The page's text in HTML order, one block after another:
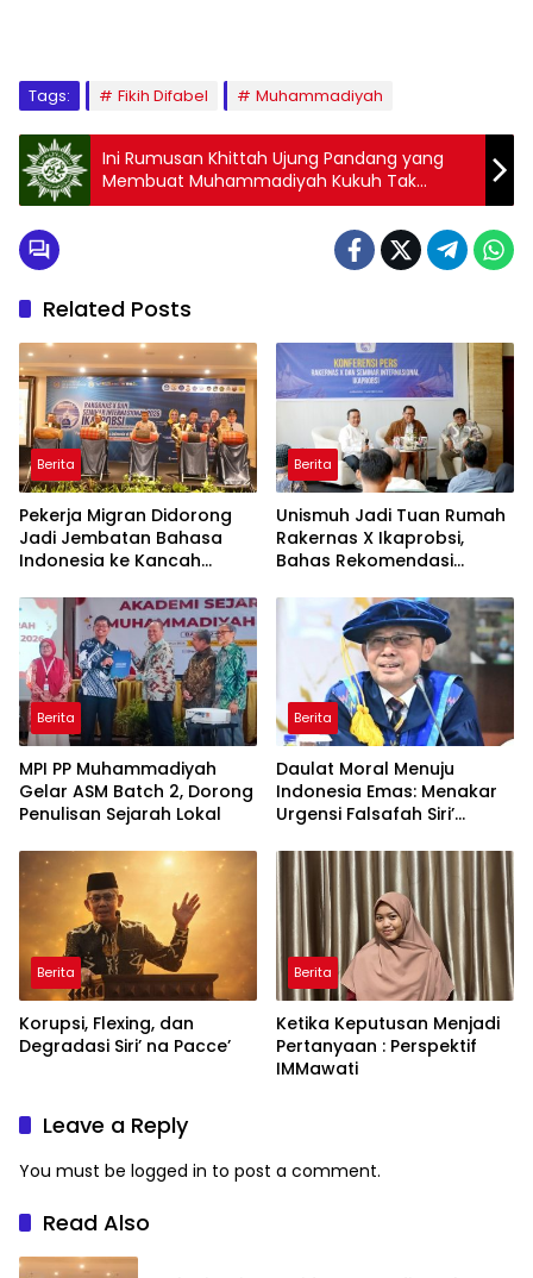
Tags: Fikih Difabel Muhammadiyah
Ini Rumusan Khittah Ujung Pandang yang
Membuat Muhammadiyah Kukuh Tak
Berpolitik Praktis
Related Posts
Berita
Pekerja Migran Didorong
Jadi Jembatan Bahasa
Indonesia ke Kancah
Berita
Unismuh Jadi Tuan Rumah
Rakernas X Ikaprobsi,
Bahas Rekomendasi
Indonesia di Tingkat
Global
Berita
MPI PP Muhammadiyah
Gelar ASM Batch 2, Dorong
Penulisan Sejarah Lokal
Berita
Daulat Moral Menuju
Indonesia Emas: Menakar
Urgensi Falsafah Siri’
Ancaman Kleptokrasi
Berita
Korupsi, Flexing, dan
Degradasi Siri’ na Pacce’
Berita
Ketika Keputusan Menjadi
Pertanyaan : Perspektif
IMMawati
Leave a Reply
You must be logged in to post a comment.
Read Also